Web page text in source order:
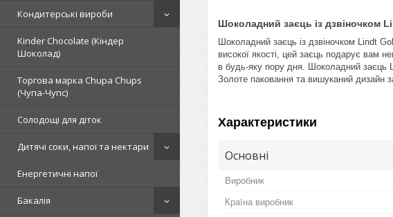
Кондитерські вироби
Kinder Chocolate (Кіндер
Шоколад)
Торгова марка Chupa Chups
(Чупа-Чупс)
Солодощі для діток
Дитячі соки, напої та нектари
Енергетичні напої
Бакалія
Шоколадний заєць із дзвіночком
Шоколадний заєць із дзвіночком Lindt
високої якості, цей заєць подарує вам
в будь-яку пору дня. Шоколадний заєць
Золоте паковання та вишуканий дизайн
Характеристики
Основні
Виробник
Країна виробник